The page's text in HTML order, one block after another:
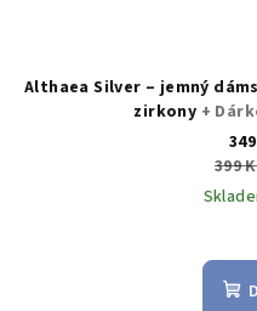
Althaea Silver – jemný
zirkony +
399